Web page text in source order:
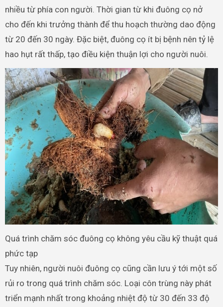
nhiều từ phía con người. Thời gian từ khi đuông cọ nở
cho đến khi trưởng thành để thu hoạch thường dao động
từ 20 đến 30 ngày. Đặc biệt, đuông cọ ít bị bệnh nên tỷ lệ
hao hụt rất thấp, tạo điều kiện thuận lợi cho người nuôi.
Quá trình chăm sóc đuông cọ không yêu cầu kỹ thuật quá
phức tạp
Tuy nhiên, người nuôi đuông cọ cũng cần lưu ý tới một số
rủi ro trong quá trình chăm sóc. Loại côn trùng này phát
triển mạnh nhất trong khoảng nhiệt độ từ 30 đến 33 độ